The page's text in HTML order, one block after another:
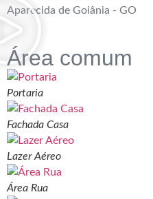
Aparecida de Goiânia - GO
Área comum
Portaria
Fachada Casa
Lazer Aéreo
Área Rua